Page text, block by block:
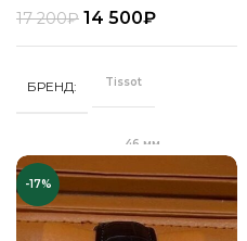
17 200₽ 14 500₽
БРЕНД Tissot
46 мм
ЗАСТЕЖКА "Бабочка"
-17%